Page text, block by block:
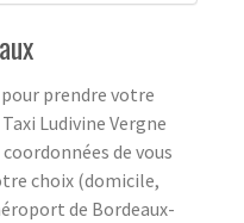
prendre votre
Ludivine Vergne
de vous
choix (domicile,
de Bordeaux-